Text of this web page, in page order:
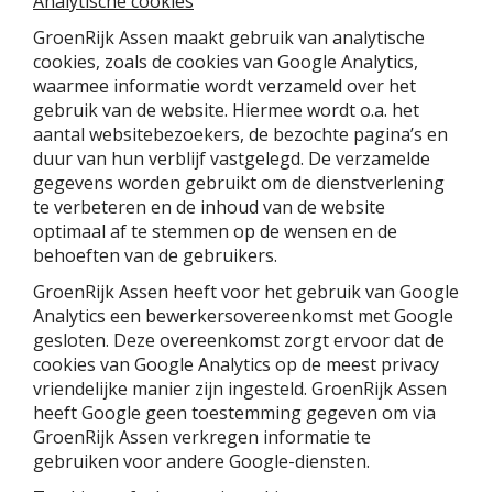
GroenRijk Assen maakt gebruik van analytische
cookies, zoals de cookies van Google Analytics,
waarmee informatie wordt verzameld over het
gebruik van de website. Hiermee wordt o.a. het
aantal websitebezoekers, de bezochte pagina’s en
duur van hun verblijf vastgelegd. De verzamelde
gegevens worden gebruikt om de dienstverlening
te verbeteren en de inhoud van de website
optimaal af te stemmen op de wensen en de
behoeften van de gebruikers.
GroenRijk Assen heeft voor het gebruik van Google
Analytics een bewerkersovereenkomst met Google
gesloten. Deze overeenkomst zorgt ervoor dat de
cookies van Google Analytics op de meest privacy
vriendelijke manier zijn ingesteld. GroenRijk Assen
heeft Google geen toestemming gegeven om via
GroenRijk Assen verkregen informatie te
gebruiken voor andere Google-diensten.